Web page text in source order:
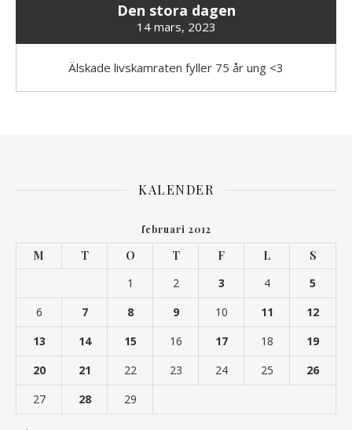
Den stora dagen
14 mars, 2023
Älskade livskamraten fyller 75 år ung <3
KALENDER
februari 2012
M T O T F L
S
1
2 3 4
5
6
7 8 9 10 11
12
13
14 15 16 17 18
19
20
21 22 23 24 25
26
27
28 29